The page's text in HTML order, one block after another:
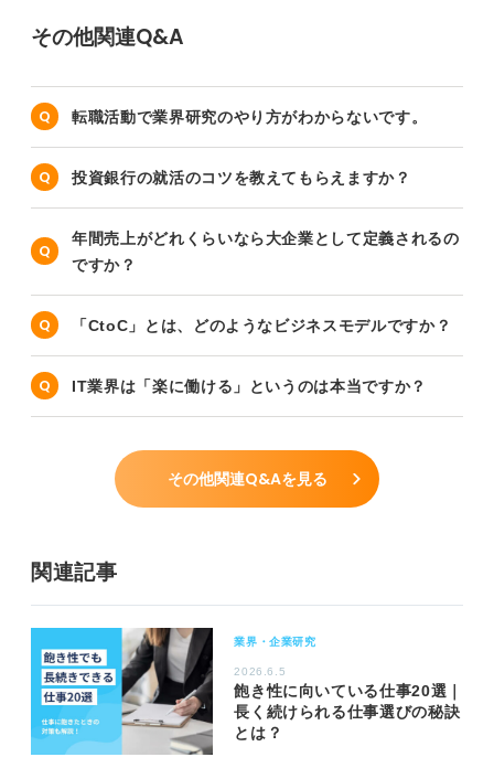
その他関連Q&A
転職活動で業界研究のやり方がわからないです。
投資銀行の就活のコツを教えてもらえますか？
年間売上がどれくらいなら大企業として定義されるの
ですか？
「CtoC」とは、どのようなビジネスモデルですか？
IT業界は「楽に働ける」というのは本当ですか？
その他関連Q&Aを見る
関連記事
業界・企業研究
2026.6.5
飽き性に向いている仕事20選｜
長く続けられる仕事選びの秘訣
とは？